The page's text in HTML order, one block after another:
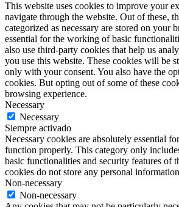
This website uses cookies to improve your
navigate through the website. Out of these,
categorized as necessary are stored on your
essential for the working of basic
also use third-party cookies that help us
you use this website. These cookies will be
only with your consent. You also have the
cookies. But opting out of some of these
browsing experience.
Necessary
Necessary
Siempre activado
Necessary cookies are absolutely essential
function properly. This category only
basic functionalities and security features of
cookies do not store any personal
Non-necessary
Non-necessary